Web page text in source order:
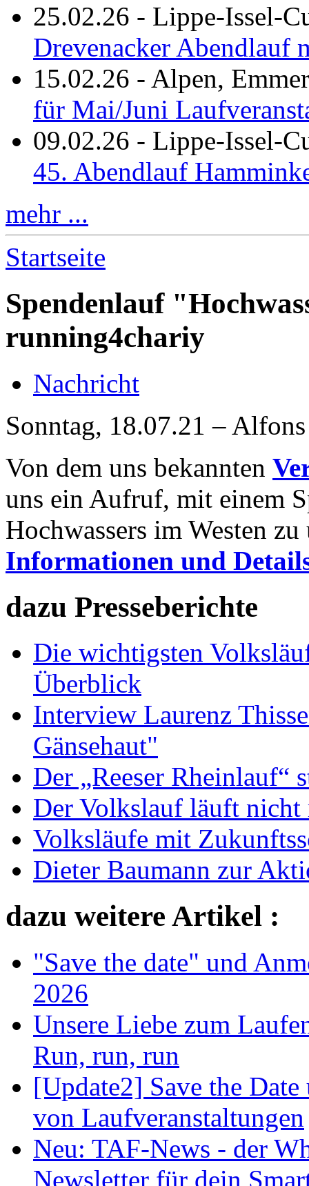
25.02.26 - Lippe-Issel-
Drevenacker Abendlauf
15.02.26 - Alpen,
für Mai/Juni
09.02.26 - Lippe-Issel-
45. Abendlauf
mehr ...
Startseite
Spendenlauf
running4chariy
Nachricht
Sonntag, 18.07.21 –
Von dem uns bekannten
uns ein Aufruf, mit einem
Hochwassers im Westen
Informationen und
dazu Presseberichte
Die wichtigsten
Überblick
Interview Laurenz
Gänsehaut"
Der „Reeser Rheinlauf“
Der Volkslauf läuft nicht
Volksläufe mit
Dieter Baumann zur
dazu weitere Artikel :
"Save the date" und
2026
Unsere Liebe zum
Run, run, run
[Update2] Save the
von Laufveranstaltungen
Neu: TAF-News - der
Newsletter für dein